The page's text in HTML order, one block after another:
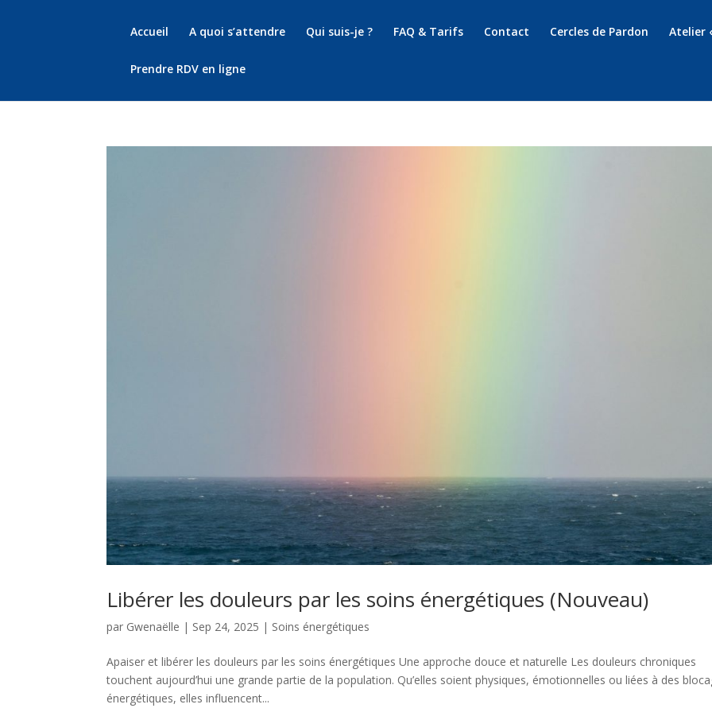
Accueil A quoi s’attendre Qui suis-je ? FAQ & Tarifs Contact Cercles de Pardon Atelier
Prendre RDV en ligne
Libérer les douleurs par les soins énergétiques (Nouveau)
par Gwenaëlle | Sep 24, 2025 | Soins énergétiques
Apaiser et libérer les douleurs par les soins énergétiques Une approche douce et naturelle Les douleurs chroniques
touchent aujourd’hui une grande partie de la population. Qu’elles soient physiques, émotionnelles ou liées à des
énergétiques, elles influencent...